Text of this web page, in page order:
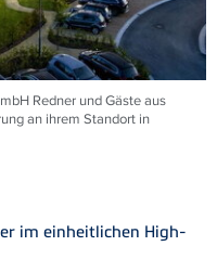
Redner und Gäste aus
an ihrem Standort in
im einheitlichen High-